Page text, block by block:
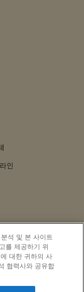
인
용 경고
취급방침
석 및 본 사이트
를 제공하기 위
대한 귀하의 사
협력사와 공유합